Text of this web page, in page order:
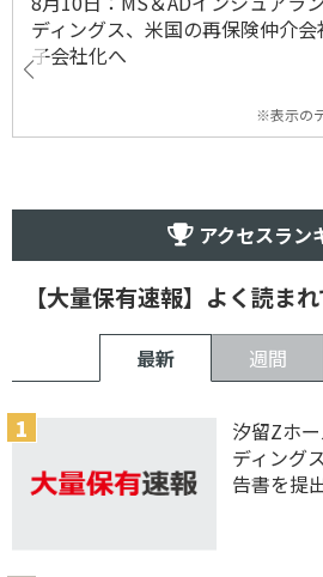
ディングス、米国の再保険仲介
子会社化へ
※表示の
アクセスラン
【大量保有速報】よく読ま
最新 週間
汐留Zホ
ディング
告書を提